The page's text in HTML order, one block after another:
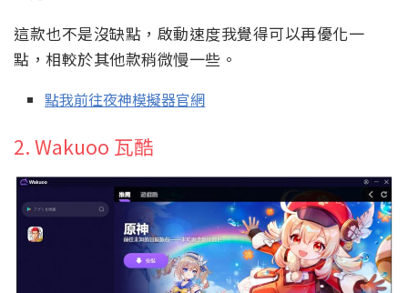
這款也不是沒缺點，啟動速度我覺得可以再優化一
點，相較於其他款稍微慢一些。
點我前往夜神模擬器官網
2. Wakuoo 瓦酷